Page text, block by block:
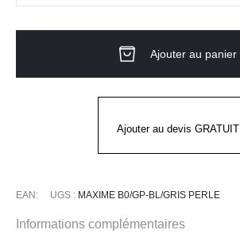
Homme
PERLE
Ajouter au panier
Ajouter au devis GRATUIT
EAN: UGS : MAXIME B0/GP-BL/GRIS PERLE
Informations complémentaires